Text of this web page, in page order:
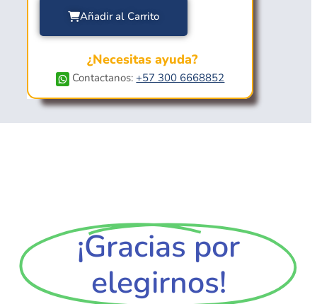
Añadir al Carrito
¿Necesitas ayuda?
Contactanos:+57 300 6668852
¡Gracias por
elegirnos!